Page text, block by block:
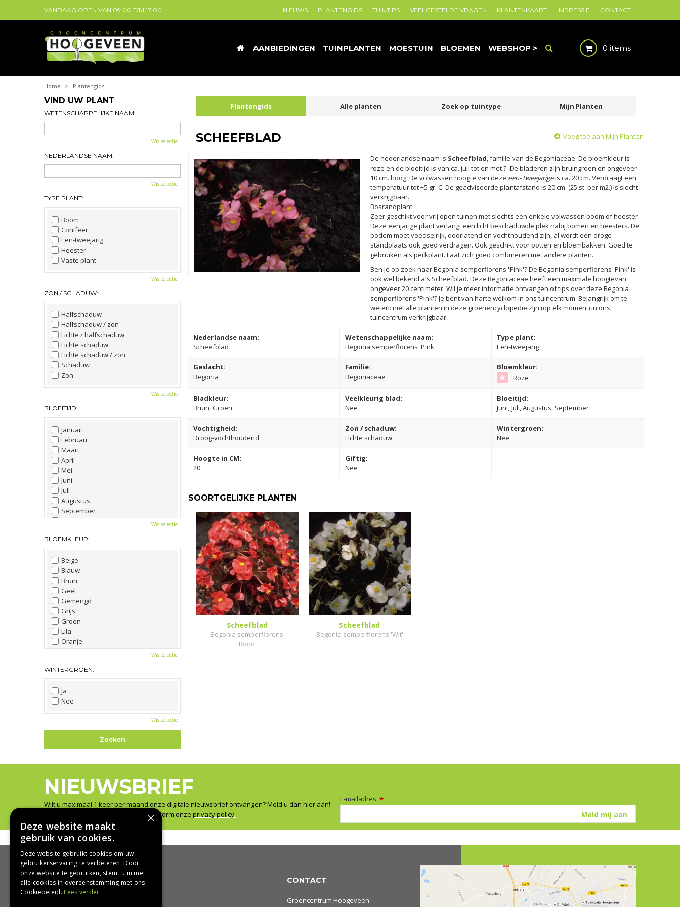
Home > Plantengids
VANDAAG OPEN VAN 09:00 T/M 17:00
AANBIEDINGEN TUINPLANTEN MOESTUIN BLOEMEN WEBSHOP >
NIEUWS PLANTENGIDS TUINTIPS VEELGESTELDE VRAGEN KLANTENKAART IMPRESSIE CONTACT
0 items
Plantengids Alle planten Zoek op tuintype Mijn Planten
SCHEEFBLAD Voeg toe aan Mijn Planten
De nederlandse naam is Scheefblad, familie van de Begoniaceae. De bloemkleur is
roze en de bloeitijd is van ca. juli tot en met ?. De bladeren zijn bruingroen en ongeveer
10 cm. hoog. De volwassen hoogte van deze een- tweejarigeis ca. 20 cm. Verdraagt een
temperatuur tot +5 gr. C. De geadviseerde plantafstand is 20 cm. (25 st. per m2.) Is slecht
verkrijgbaar.
Bosrandplant:
Zeer geschikt voor vrij open tuinen met slechts een enkele volwassen boom of heester.
Deze eenjarige plant verlangt een licht beschaduwde plek nabij bomen en heesters. De
bodem moet voedselrijk, doorlatend en vochthoudend zijn, al wordt een droge
standplaats ook goed verdragen. Ook geschikt voor potten en bloembakken. Goed te
gebruiken als perkplant. Laat zich goed combineren met andere planten.
Ben je op zoek naar Begonia semperflorens 'Pink'? De Begonia semperflorens 'Pink' is
ook wel bekend als Scheefblad. Deze Begoniaceae heeft een maximale hoogtevan
ongeveer 20 centimeter. Wil je meer informatie ontvangen of tips over deze Begonia
semperflorens 'Pink'? Je bent van harte welkom in ons tuincentrum. Belangrijk om te
weten: niet alle planten in deze groenencyclopedie zijn (op elk moment) in ons
tuincentrum verkrijgbaar.
Nederlandse naam:
Scheefblad
Wetenschappelijke naam:
Begonia semperflorens 'Pink'
Type plant:
Een-tweejarig
Geslacht:
Begonia
Familie:
Begoniaceae
Bloemkleur:
Roze
Bladkleur:
Bruin, Groen
Veelkleurig blad:
Nee
Bloeitijd:
Juni, Juli, Augustus, September
Vochtigheid:
Droog-vochthoudend
Zon / schaduw:
Lichte schaduw
Wintergroen:
Nee
Hoogte in CM:
20
Giftig:
Nee
SOORTGELIJKE PLANTEN
Scheefblad
Begonia semperflorens
'Rood'
Scheefblad
Begonia semperflorens 'Wit'
VIND UW PLANT
WETENSCHAPPELIJKE NAAM:
Wis selectie
NEDERLANDSE NAAM:
Wis selectie
TYPE PLANT:
Boom
Conifeer
Een-tweejarig
Heester
Vaste plant
Wis selectie
ZON / SCHADUW:
Halfschaduw
Halfschaduw / zon
Lichte / halfschaduw
Lichte schaduw
Lichte schaduw / zon
Schaduw
Zon
Wis selectie
BLOEITIJD:
Januari
Februari
Maart
April
Mei
Juni
Juli
Augustus
September
Oktober
December
Wis selectie
BLOEMKLEUR:
Beige
Blauw
Bruin
Geel
Gemengd
Grijs
Groen
Lila
Oranje
Paars
Roze
Wit
Zwart
Wis selectie
WINTERGROEN:
Ja
Nee
Wis selectie
NIEUWSBRIEF
Wilt u maximaal 1 keer per maand onze digitale nieuwsbrief ontvangen? Meld u dan hier aan!
Wij slaan uw gegevens secuur op conform onze privacy policy.
E-mailadres: *
HANDIG CONTACT
Groencentrum Hoogeveen
×
Deze website maakt
gebruik van cookies.
Deze website gebruikt cookies om uw
gebruikerservaring te verbeteren. Door
onze website te gebruiken, stemt u in met
alle cookies in overeenstemming met ons
Cookiebeleid. Lees verder